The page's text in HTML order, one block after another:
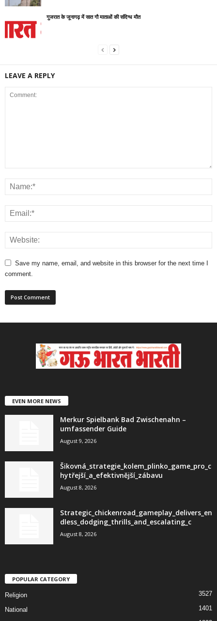
गुजरात के जूनागढ़ में सात गौ माताओं की संदिग्ध मौत
LEAVE A REPLY
Save my name, email, and website in this browser for the next time I
comment.
EVEN MORE NEWS
Merkur Spielbank Bad Zwischenahn –
umfassender Guide
August 9, 2026
Šikovná_strategie_kolem_plinko_game_pro_c
hytřejší_a_efektivnější_zábavu
August 8, 2026
Strategic_chickenroad_gameplay_delivers_en
dless_dodging_thrills_and_escalating_c
August 8, 2026
POPULAR CATEGORY
Religion 3527
National 1401